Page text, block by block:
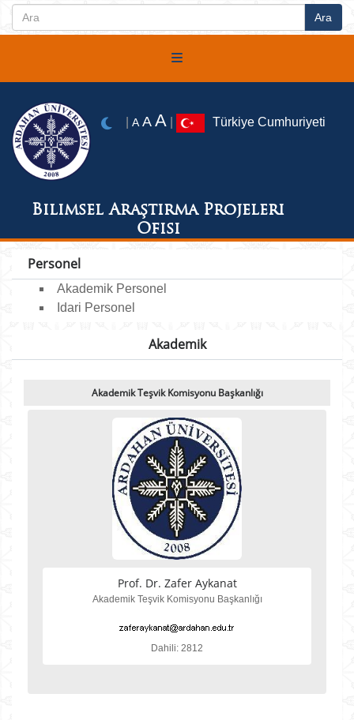
Bilimsel Araştırma Projeleri
Ofisi
A A A Türkiye Cumhuriyeti
Personel
Akademik Personel
Idari Personel
Akademik
Akademik Teşvik Komisyonu Başkanlığı
Prof. Dr. Zafer Aykanat
Akademik Teşvik Komisyonu Başkanlığı
Dahili: 2812